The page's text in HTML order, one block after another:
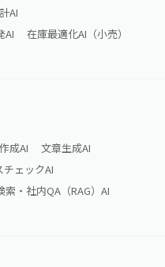
AI
AI
在庫最適化AI（小売）
成AI
文章生成AI
ェックAI
索・社内QA（RAG）AI